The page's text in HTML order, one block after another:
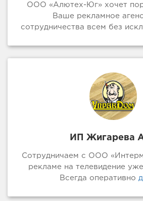
ООО «Алютех-Юг» хочет
Ваше рекламное
сотрудничества всем без
ИП Жигарева
Сотрудничаем с ООО
рекламе на телевидение
Всегда оперативно